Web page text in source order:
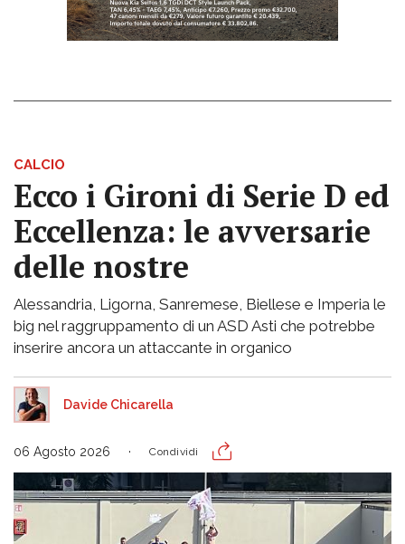
CALCIO
Ecco i Gironi di Serie D ed
Eccellenza: le avversarie
delle nostre
Alessandria, Ligorna, Sanremese, Biellese e Imperia le
big nel raggruppamento di un ASD Asti che potrebbe
inserire ancora un attaccante in organico
Davide Chicarella
06 Agosto 2026 Condividi